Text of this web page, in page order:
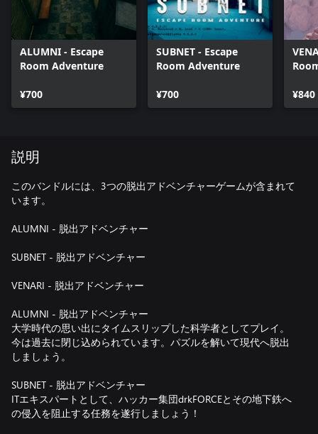
ALUMNI - Escape
Room Adventure
¥700
SUBNET - Escape
Room Adventure
¥700 ¥840
説明
このバンドルには、3つの脱出アドベンチャーゲームが含まれて
います。
ALUMNI - 脱出アドベンチャー
SUBNET - 脱出アドベンチャー
VENARI - 脱出アドベンチャー
ALUMNI - 脱出アドベンチャー
大学時代の思い出にタイムスリップした科学者としてプレイ。
今は過去に閉じ込められています。パズルを解いて現代へ脱出
しましょう。
SUBNET - 脱出アドベンチャー
ITエキスパートとして、ハッカー集団drkFORCEとその地下鉄へ
の侵入を阻止する任務を遂行しましょう！